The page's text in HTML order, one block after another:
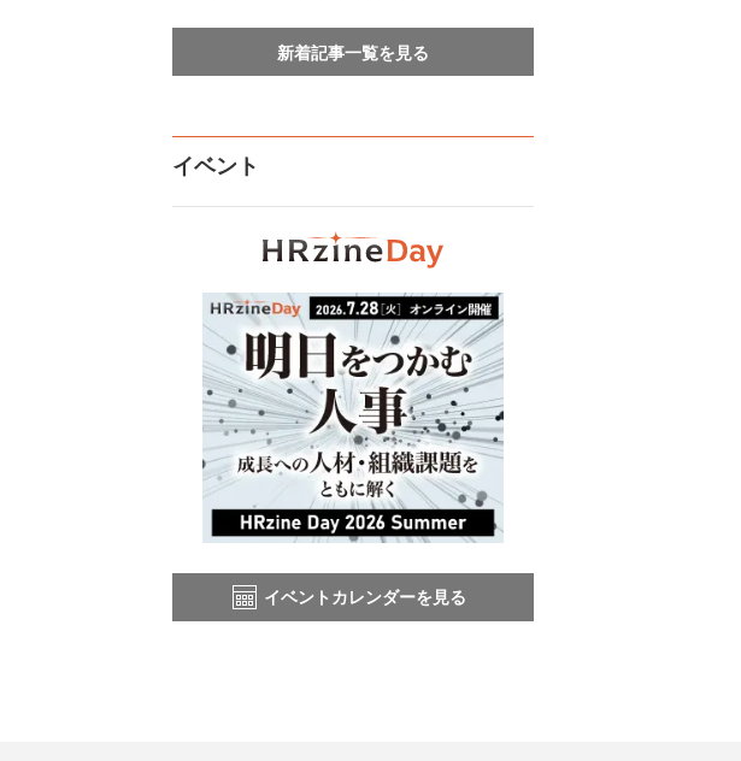
新着記事一覧を見る
イベント
イベントカレンダーを見る